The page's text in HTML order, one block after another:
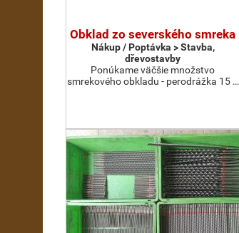
Obklad zo severského smreka
Nákup / Poptávka > Stavba,
dřevostavby
Ponúkame väčšie množstvo
smrekového obkladu - perodrážka 15 …